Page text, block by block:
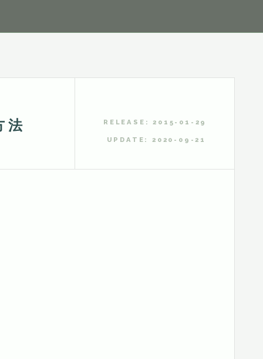
法 RELEASE: 2015-01-29
UPDATE: 2020-09-21